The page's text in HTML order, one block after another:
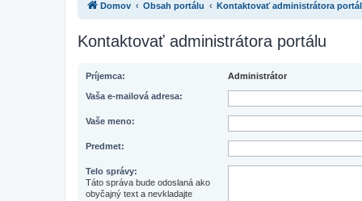
Domov Obsah portálu Kontaktovať administrátora
Kontaktovať administrátora portálu
Príjemca: Administrátor
Vaša e-mailová adresa:
Vaše meno:
Predmet:
Telo správy:
Táto správa bude odoslaná ako
obyčajný text a nevkladajte